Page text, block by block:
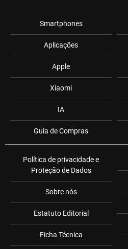
Smartphones
Aplicações
Apple
Xiaomi
IA
Guia de Compras
Política de privacidade e
Proteção de Dados
Sobre nós
Estatuto Editorial
Ficha Técnica